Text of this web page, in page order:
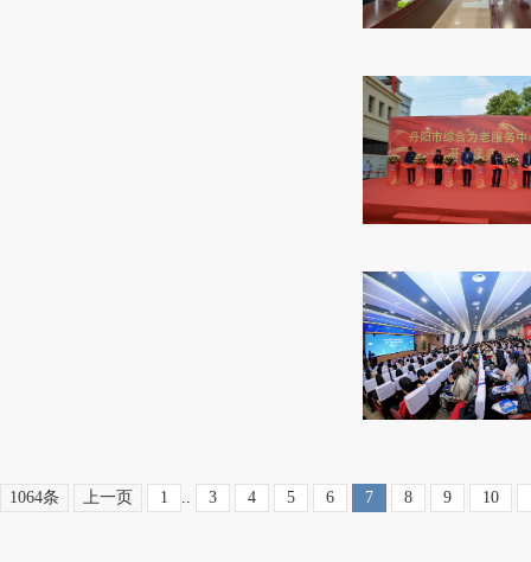
1064条 上一页 1 .. 3 4 5 6 7 8 9 10